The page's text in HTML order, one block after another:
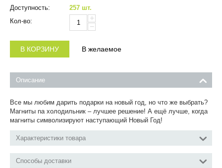
Доступность:
257 шт.
Кол-во:
+
−
В КОРЗИНУ В желаемое
Описание
Все мы любим дарить подарки на новый год, но что же выбрать?
Магниты na холодильник – лучшее решение! А ещё лучше, когда
магниты символизируют наступающий Новый Год!
Характеристики товара
Способы доставки